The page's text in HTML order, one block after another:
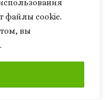
файлы cookie.
вы
новые